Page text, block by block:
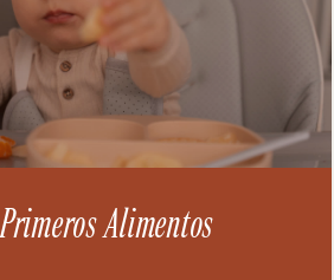
Primeros Alimentos